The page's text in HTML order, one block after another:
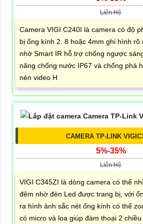
Liên Hệ
Camera VIGI C240I là camera có độ
bị ống kính 2. 8 hoặc 4mm ghi hình rõ
nhờ Smart IR hỗ trợ chống ngược
năng chống nước IP67 và chống phá
nén video H
CAMERA TP-LINK
5%-35%
Liên Hệ
VIGI C345ZI là dòng camera có thể
đêm nhờ đèn Led được trang bị, với
ra hình ảnh sắc nét ống kính có thể
có micro và loa giúp đàm thoại 2